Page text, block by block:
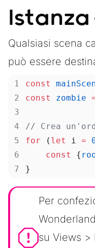
Istanza
Qualsiasi scena
può essere
const
const
zombie
// Crea
for ( let i =
    const
{
}
Per
su Views >